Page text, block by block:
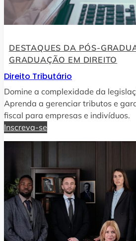
DESTAQUES DA PÓS-
GRADUAÇÃO EM DIREITO
Direito Tributário
Domine a complexidade da
Aprenda a gerenciar tributos e
fiscal para empresas e indivíduos.
Inscreva-se